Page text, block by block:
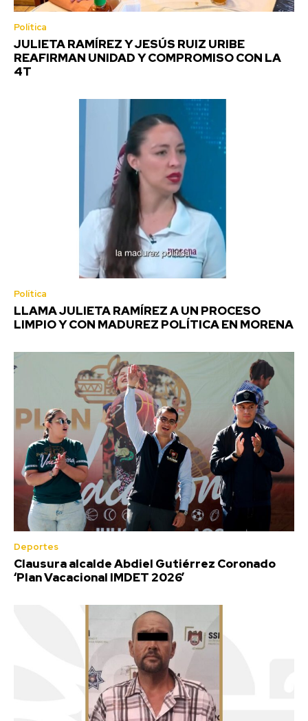
Política
JULIETA RAMÍREZ Y JESÚS RUIZ URIBE
REAFIRMAN UNIDAD Y COMPROMISO CON LA
4T
Política
LLAMA JULIETA RAMÍREZ A UN PROCESO
LIMPIO Y CON MADUREZ POLÍTICA EN MORENA
Deportes
Clausura alcalde Abdiel Gutiérrez Coronado
‘Plan Vacacional IMDET 2026’